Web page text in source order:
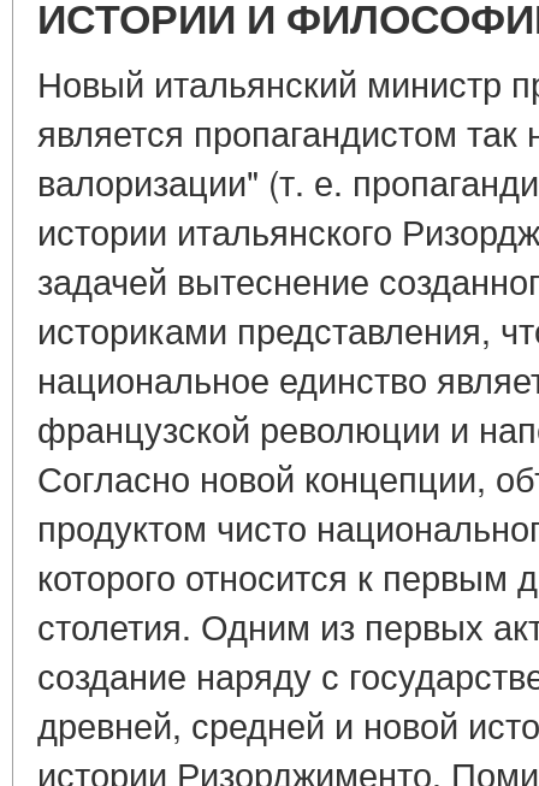
ИСТОРИИ И
Новый итальянский министр
является пропагандистом
валоризации" (т. е.
истории итальянского
задачей вытеснение
историками представления,
национальное единство
французской революции и
Согласно новой концепции,
продуктом чисто
которого относится к первым
столетия. Одним из первых
создание наряду с
древней, средней и новой
истории Ризорджименто.